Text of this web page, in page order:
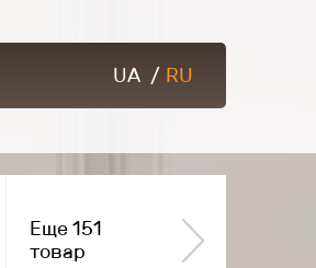
UA / RU
Еще 151
товар